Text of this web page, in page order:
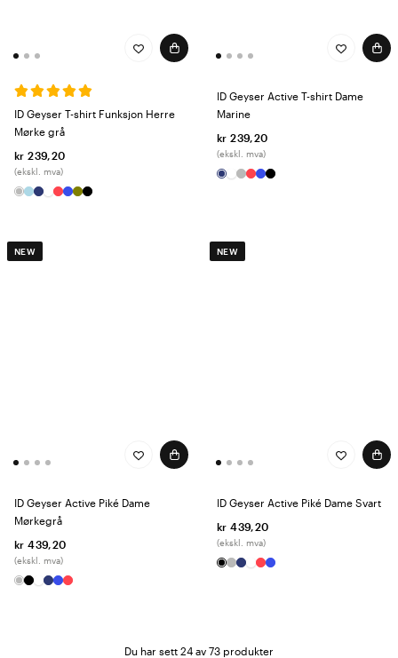
ID Geyser T-shirt Funksjon Herre
Mørke grå
kr 239,20
(ekskl. mva)
ID Geyser Active T-shirt Dame
Marine
kr 239,20
(ekskl. mva)
NEW
ID Geyser Active Piké Dame
Mørkegrå
kr 439,20
(ekskl. mva)
NEW
ID Geyser Active Piké Dame Svart
kr 439,20
(ekskl. mva)
Du har sett 24 av 73 produkter